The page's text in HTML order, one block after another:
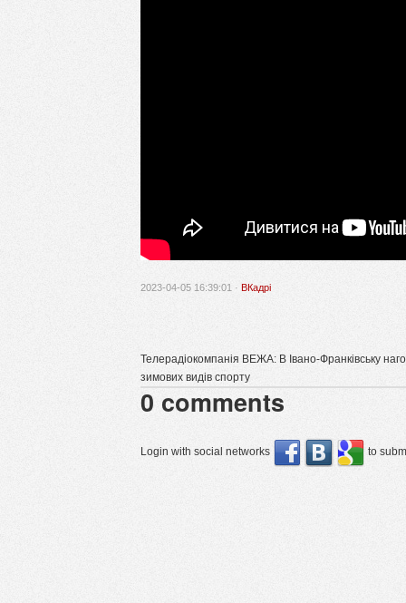
2023-04-05 16:39:01 · ВКадрі
Телерадіокомпанія ВЕЖА: В Івано-Франківську
зимових видів спорту
0 comments
Login with social networks to